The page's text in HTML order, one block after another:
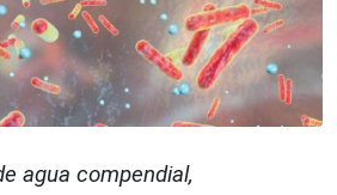
agua compendial,